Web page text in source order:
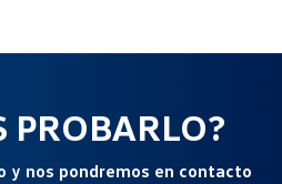
PROBARLO?
y nos pondremos en contacto